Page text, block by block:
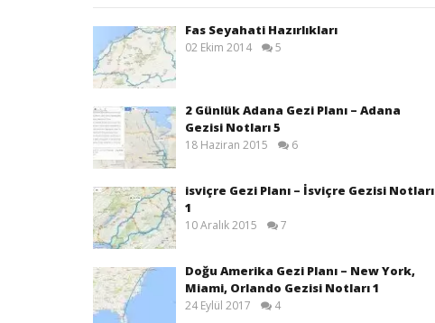
Fas Seyahati Hazırlıkları
02 Ekim 2014 5
2 Günlük Adana Gezi Planı – Adana
Gezisi Notları 5
18 Haziran 2015 6
isviçre Gezi Planı – İsviçre Gezisi Notları
1
10 Aralık 2015 7
Doğu Amerika Gezi Planı – New York,
Miami, Orlando Gezisi Notları 1
24 Eylül 2017 4